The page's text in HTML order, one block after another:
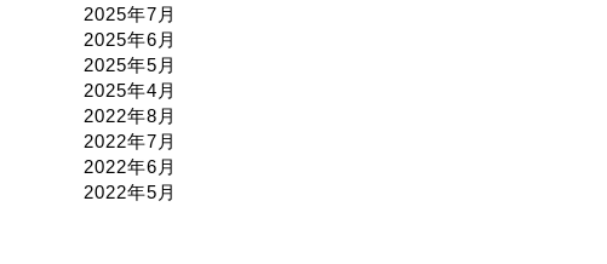
2025年7月
2025年6月
2025年5月
2025年4月
2022年8月
2022年7月
2022年6月
2022年5月